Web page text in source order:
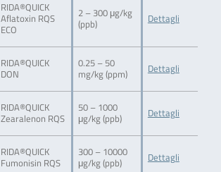
RIDA®QUICK
Aflatoxin RQS
ECO
2 – 300 μg/kg
(ppb)
Dettagli
RIDA®QUICK
DON
0.25 – 50
mg/kg (ppm)
Dettagli
RIDA®QUICK
Zearalenon RQS
50 – 1000
μg/kg (ppb)
Dettagli
RIDA®QUICK
Fumonisin RQS
300 – 10000
μg/kg (ppb)
Dettagli